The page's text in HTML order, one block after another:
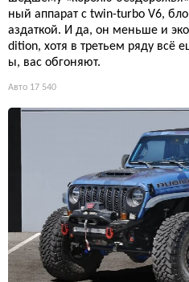
ный аппарат с twin-turbo V6,
аздаткой. И да, он меньше и
dition, хотя в третьем ряду всё
ы, вас обгоняют.
Авто 17 540